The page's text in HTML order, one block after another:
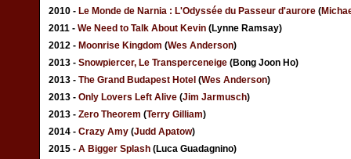
2010 - Le Monde de Narnia : L'Odyssée du Passeur d'aurore (
2011 - We Need to Talk About Kevin (Lynne Ramsay)
2012 - Moonrise Kingdom (Wes Anderson)
2013 - Snowpiercer, Le Transperceneige (Bong Joon Ho)
2013 - The Grand Budapest Hotel (Wes Anderson)
2013 - Only Lovers Left Alive (Jim Jarmusch)
2013 - Zero Theorem (Terry Gilliam)
2014 - Crazy Amy (Judd Apatow)
2015 - A Bigger Splash (Luca Guadagnino)